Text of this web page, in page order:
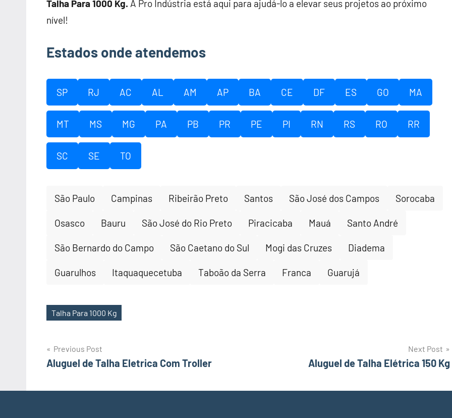
Talha Para 1000 Kg. A Pro Indústria está aqui para ajudá-lo a elevar seus projetos ao próximo
nível!
Estados onde atendemos
SP RJ AC AL AM AP BA CE DF ES GO MA
MT MS MG PA PB PR PE PI RN RS RO RR
SC SE TO
São Paulo Campinas Ribeirão Preto Santos São José dos Campos Sorocaba
Osasco Bauru São José do Rio Preto Piracicaba Mauá Santo André
São Bernardo do Campo São Caetano do Sul Mogi das Cruzes Diadema
Guarulhos Itaquaquecetuba Taboão da Serra Franca Guarujá
Tags
Talha Para 1000 Kg
Post
navigation
Previous Post
Aluguel de Talha Eletrica Com Troller
Next Post
Aluguel de Talha Elétrica 150 Kg